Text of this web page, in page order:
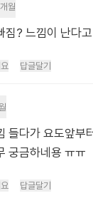
월
? 느낌이 난다
답글달기
들다가 요도앞부
궁금하네용 ㅠㅠ
답글달기